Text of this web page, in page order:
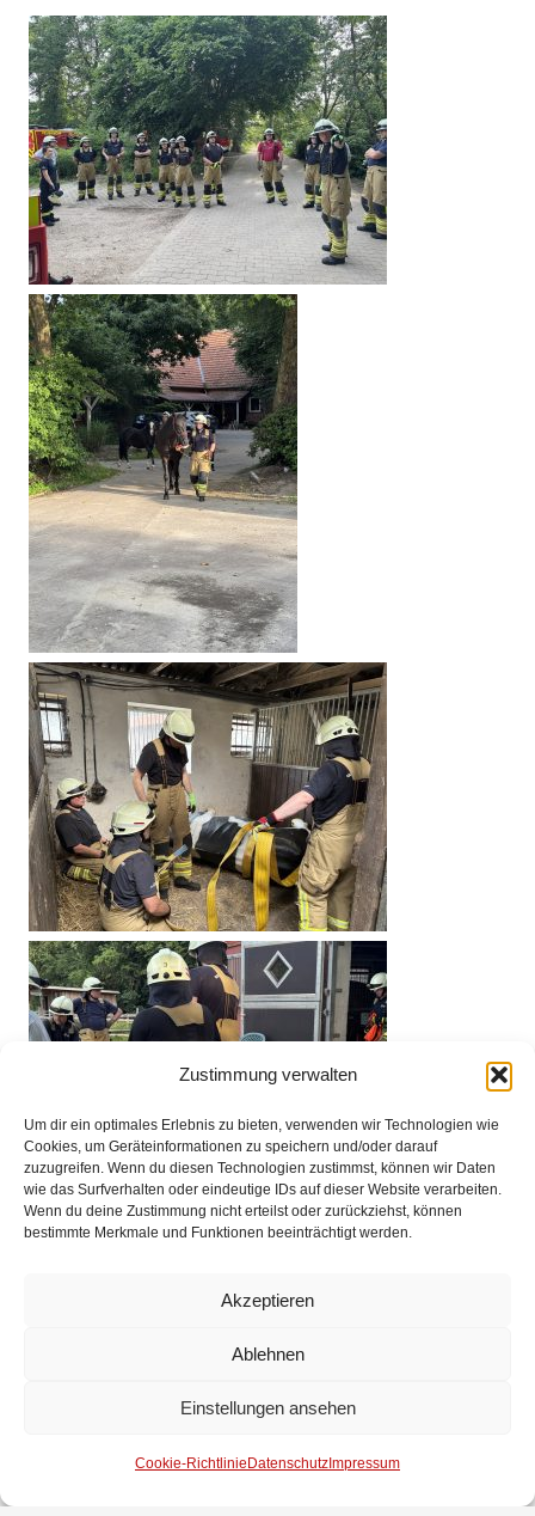
Zustimmung verwalten
Um dir ein optimales Erlebnis zu bieten, verwenden wir Technologien wie
Cookies, um Geräteinformationen zu speichern und/oder darauf
zuzugreifen. Wenn du diesen Technologien zustimmst, können wir Daten
wie das Surfverhalten oder eindeutige IDs auf dieser Website verarbeiten.
Wenn du deine Zustimmung nicht erteilst oder zurückziehst, können
bestimmte Merkmale und Funktionen beeinträchtigt werden.
Akzeptieren
Ablehnen
Einstellungen ansehen
Cookie-Richtlinie Datenschutz Impressum